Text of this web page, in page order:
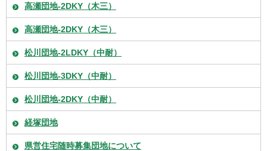
高瀬団地-2DKY（木三）
高瀬団地-2DKY（木三）
松川団地-2LDKY（中耐）
松川団地-3DKY（中耐）
松川団地-2DKY（中耐）
経塚団地
県営住宅随時募集団地について